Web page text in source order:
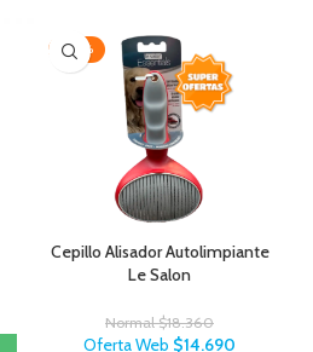
-20%
Cepillo Alisador Autolimpiante
Le Salon
Normal$18.360
Oferta Web $14.690